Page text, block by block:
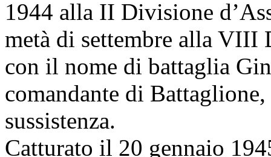
1944 alla II Divisione
metà di settembre alla VIII
con il nome di battaglia
comandante di
sussistenza.
Catturato il 20 gennaio